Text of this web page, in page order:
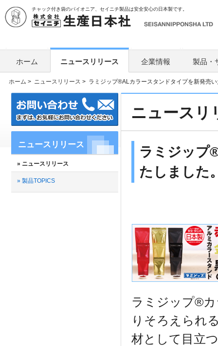
チャック付き袋のパイオニア、セイニチ製品は安全安心の日本製です。
ホーム ニュースリリース 企業情報 製品・
ホーム > ニュースリリース > ラミジップ®ALカラースタンドタイプを新発売
ニュースリリース
» ニュースリリース
» 製品TOPICS
ニュースリ
ラミジップ
たしました
ラミジップ®
りそろえられ
材として目立